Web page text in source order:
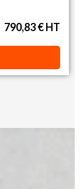
790,83 € HT